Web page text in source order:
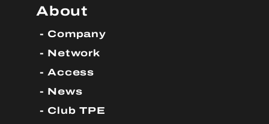
About
Company
Network
Access
News
Club TPE